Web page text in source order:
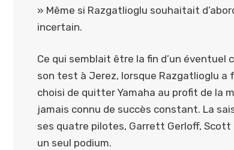
» Même si Razgatlioglu souhaitait
incertain.
Ce qui semblait être la fin d’un éventuel
son test à Jerez, lorsque Razgatlioglu a
choisi de quitter Yamaha au profit de la
jamais connu de succès constant. La
ses quatre pilotes, Garrett Gerloff, Scott
un seul podium.